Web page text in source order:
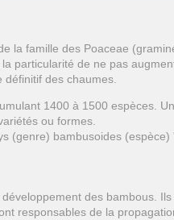
la famille des Poaceae
particularité de ne pas
des chaumes.
1400 à 1500 espèces.
ou formes.
(genre) bambusoides (espèce)
des bambous.
responsables de la